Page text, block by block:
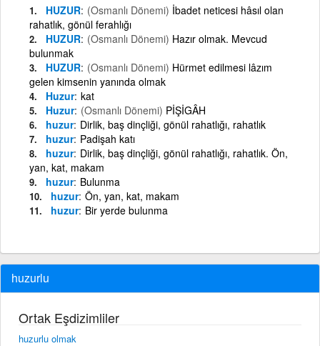
HUZUR (Osmanlı Dönemi) İbadet neticesi hâsıl olan
rahatlık, gönül ferahlığı
HUZUR (Osmanlı Dönemi) Hazır olmak. Mevcud
bulunmak
HUZUR (Osmanlı Dönemi) Hürmet edilmesi lâzım
gelen kimsenin yanında olmak
Huzur kat
Huzur (Osmanlı Dönemi) PİŞİGÂH
huzur Dirlik, baş dinçliği, gönül rahatlığı, rahatlık
huzur Padişah katı
huzur Dirlik, baş dinçliği, gönül rahatlığı, rahatlık. Ön,
yan, kat, makam
huzur Bulunma
huzur Ön, yan, kat, makam
huzur Bir yerde bulunma
huzurlu
Ortak Eşdizimliler
huzurlu olmak